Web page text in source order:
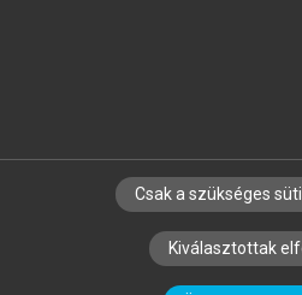
SZERZŐKNEK CÉGEKNEK
SZERKESZTÉSI ÉS
Csak a szükséges
Kiválasztottak